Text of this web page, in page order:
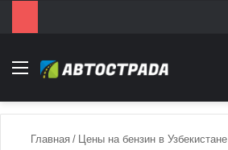
Menu
Главная / Цены на бензин в Узбекистане